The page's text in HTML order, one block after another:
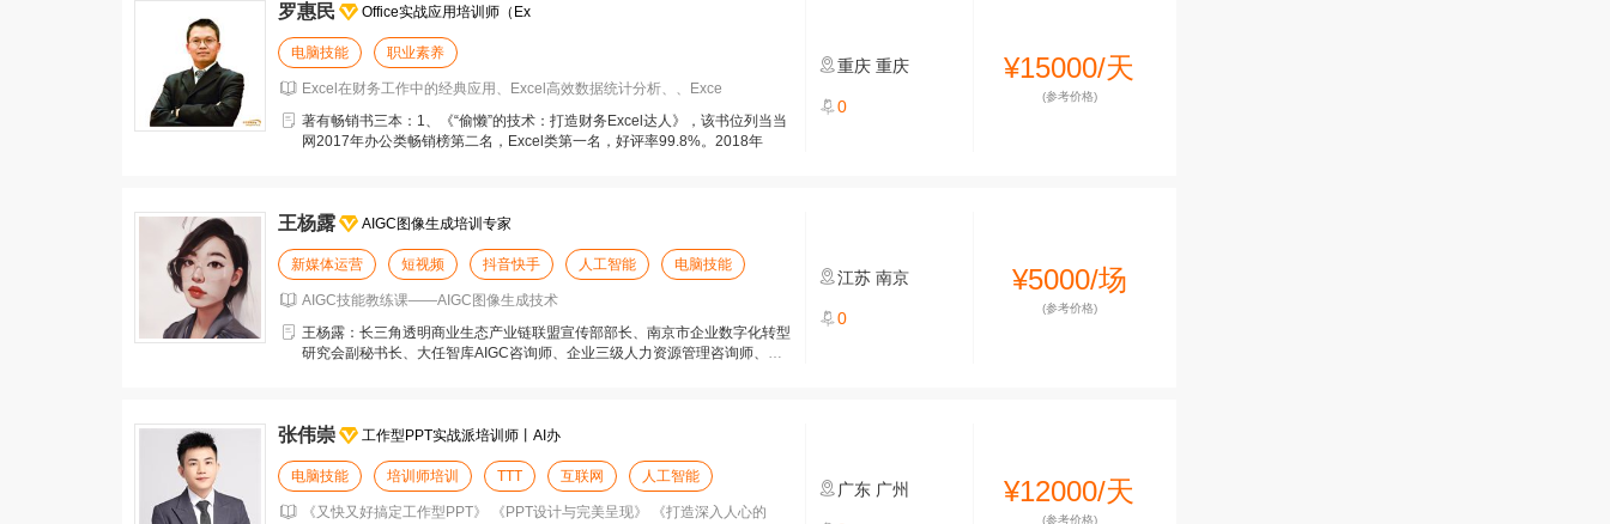
罗惠民 Office实战应用培训师（Ex
电脑技能 职业素养
Excel在财务工作中的经典应用、Excel高效数据统计分析、、Exce
著有畅销书三本：1、《“偷懒”的技术：打造财务Excel达人》，该书位列当当
网2017年办公类畅销榜第二名，Excel类第一名，好评率99.8%。2018年
重庆 重庆
0
¥15000/天
(参考价格)
王杨露 AIGC图像生成培训专家
新媒体运营 短视频 抖音快手 人工智能 电脑技能
AIGC技能教练课——AIGC图像生成技术
王杨露：长三角透明商业生态产业链联盟宣传部部长、南京市企业数字化转型
研究会副秘书长、大任智库AIGC咨询师、企业三级人力资源管理咨询师、三
江苏 南京
0
¥5000/场
(参考价格)
张伟崇 工作型PPT实战派培训师丨AI办
电脑技能 培训师培训 TTT 互联网 人工智能
《又快又好搞定工作型PPT》 《PPT设计与完美呈现》 《打造深入人心的
广东 广州 ¥12000/天
(参考价格)